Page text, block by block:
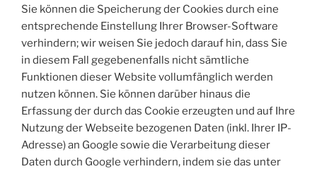
Sie können die Speicherung der Cookies durch eine
entsprechende Einstellung Ihrer Browser-Software
verhindern; wir weisen Sie jedoch darauf hin, dass Sie
in diesem Fall gegebenenfalls nicht sämtliche
Funktionen dieser Website vollumfänglich werden
nutzen können. Sie können darüber hinaus die
Erfassung der durch das Cookie erzeugten und auf Ihre
Nutzung der Webseite bezogenen Daten (inkl. Ihrer IP-
Adresse) an Google sowie die Verarbeitung dieser
Daten durch Google verhindern, indem sie das unter